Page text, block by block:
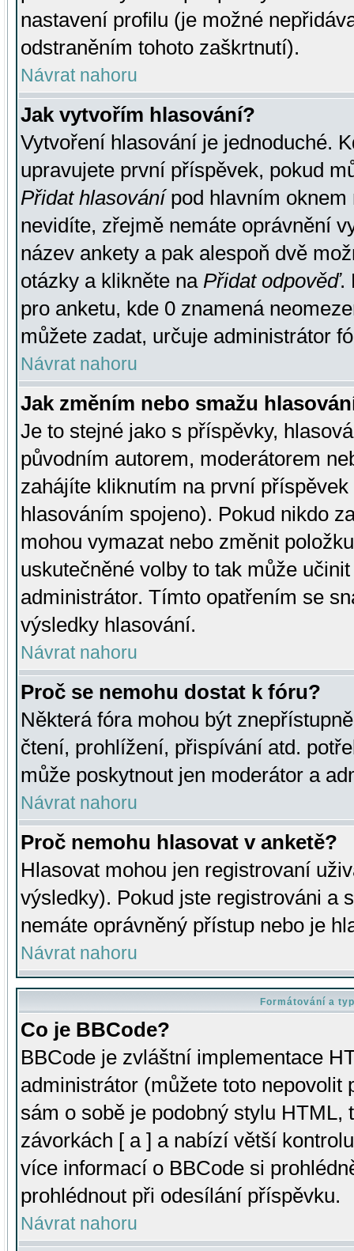
nastavení profilu (je možné
odstraněním tohoto zaškrtnutí).
Návrat nahoru
Jak vytvořím hlasování?
Vytvoření hlasování je jednoduché.
upravujete první příspěvek, pokud
Přidat hlasovánípod hlavním oknem
nevidíte, zřejmě nemáte oprávnění
název ankety a pak alespoň dvě
otázky a klikněte na Přidat odpověď.
pro anketu, kde 0 znamená
můžete zadat, určuje administrátor
Návrat nahoru
Jak změním nebo smažu
Je to stejné jako s příspěvky,
původním autorem, moderátorem
zahájíte kliknutím na první
hlasováním spojeno). Pokud nikdo
mohou vymazat nebo změnit
uskutečněné volby to tak může
administrátor. Tímto opatřením se
výsledky hlasování.
Návrat nahoru
Proč se nemohu dostat k fóru?
Některá fóra mohou být
čtení, prohlížení, přispívání atd.
může poskytnout jen moderátor a
Návrat nahoru
Proč nemohu hlasovat v anketě?
Hlasovat mohou jen registrovaní
výsledky). Pokud jste registrováni a
nemáte oprávněný přístup nebo je
Návrat nahoru
Formátování a
Co je BBCode?
BBCode je zvláštní implementace
administrátor (můžete toto
sám o sobě je podobný stylu HTML,
závorkách [ a ] a nabízí větší
více informací o BBCode si
prohlédnout při odesílání příspěvku.
Návrat nahoru